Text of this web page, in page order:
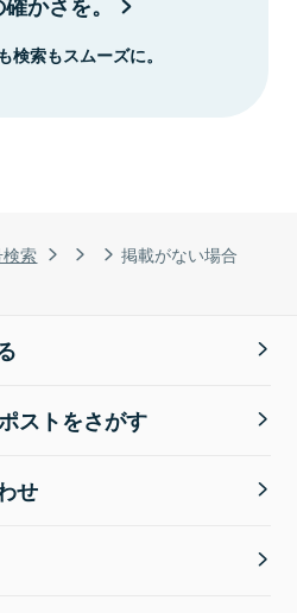
索 掲載がない場合
索もスムーズに。
ストをさがす
せ